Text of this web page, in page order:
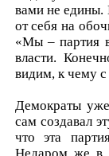
вами не едины.
от себя на
«Мы – партия
власти.
видим, к чему
Демократы
сам создавал
что эта